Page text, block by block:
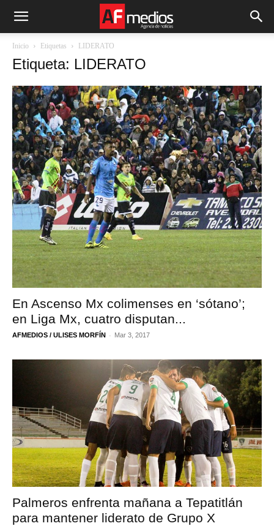
Inicio Etiquetas LIDERATO
Etiqueta: LIDERATO
En Ascenso Mx colimenses en ‘sótano’;
en Liga Mx, cuatro disputan...
AFMEDIOS / ULISES MORFÍN - Mar 3, 2017
Palmeros enfrenta mañana a Tepatitlán
para mantener liderato de Grupo X